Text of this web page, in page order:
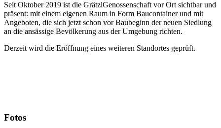
Seit Oktober 2019 ist die GrätzlGenossenschaft vor Ort sichtbar und
präsent: mit einem eigenen Raum in Form Baucontainer und mit
Angeboten, die sich jetzt schon vor Baubeginn der neuen Siedlung
an die ansässige Bevölkerung aus der Umgebung richten.
Derzeit wird die Eröffnung eines weiteren Standortes geprüft.
Fotos